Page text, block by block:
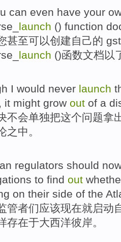
can even have your
launch () function
甚至可以创建自己的
launch ()函数文档以
I would never launch
it might grow out of a
不会单独把这个问题拿
之中。
regulators should
to find out
on their side of the
管者们应该现在就 启动
存在于大西洋彼岸。